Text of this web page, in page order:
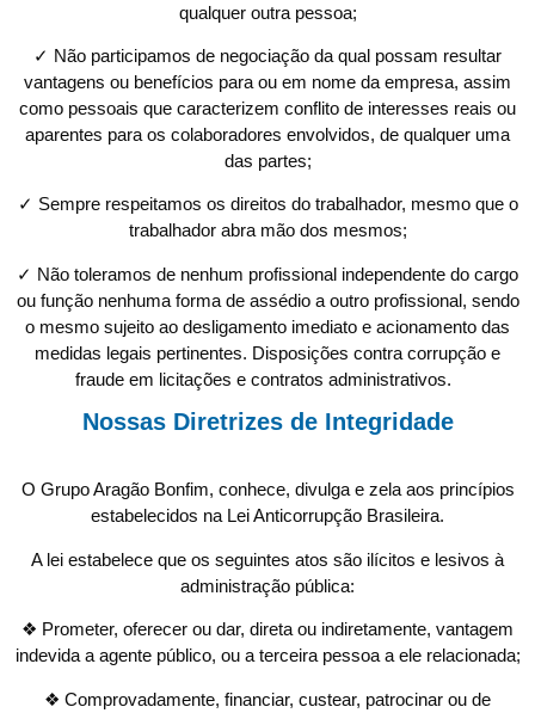
qualquer outra pessoa;
✓ Não participamos de negociação da qual possam resultar
vantagens ou benefícios para ou em nome da empresa, assim
como pessoais que caracterizem conflito de interesses reais ou
aparentes para os colaboradores envolvidos, de qualquer uma
das partes;
✓ Sempre respeitamos os direitos do trabalhador, mesmo que o
trabalhador abra mão dos mesmos;
✓ Não toleramos de nenhum profissional independente do cargo
ou função nenhuma forma de assédio a outro profissional, sendo
o mesmo sujeito ao desligamento imediato e acionamento das
medidas legais pertinentes. Disposições contra corrupção e
fraude em licitações e contratos administrativos.
Nossas Diretrizes de Integridade
O Grupo Aragão Bonfim, conhece, divulga e zela aos princípios
estabelecidos na Lei Anticorrupção Brasileira.
A lei estabelece que os seguintes atos são ilícitos e lesivos à
administração pública:
❖ Prometer, oferecer ou dar, direta ou indiretamente, vantagem
indevida a agente público, ou a terceira pessoa a ele relacionada;
❖ Comprovadamente, financiar, custear, patrocinar ou de